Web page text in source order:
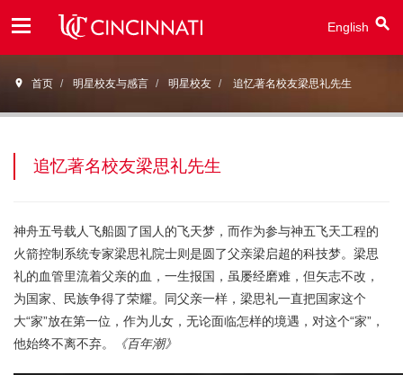
Open
Menu
English
首页 明星校友与感言 明星校友 追忆著名校友梁思礼先生
追忆著名校友梁思礼先生
神舟五号载人飞船圆了国人的飞天梦，而作为参与神五飞天工程的
火箭控制系统专家梁思礼院士则是圆了父亲梁启超的科技梦。梁思
礼的血管里流着父亲的血，一生报国，虽屡经磨难，但矢志不改，
为国家、民族争得了荣耀。同父亲一样，梁思礼一直把国家这个
大“家”放在第一位，作为儿女，无论面临怎样的境遇，对这个“家”，
他始终不离不弃。
《百年潮》